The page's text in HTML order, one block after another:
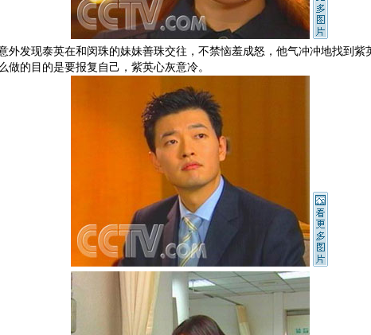
发现泰英在和闵珠的妹妹善珠交往，不禁恼羞成怒，他气冲冲地找到紫
做的目的是要报复自己，紫英心灰意冷。